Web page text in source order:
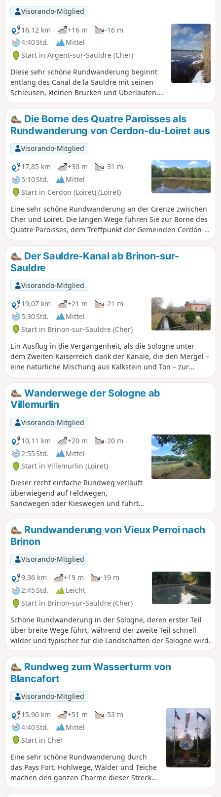
Visorando-Mitglied
16,12 km
+16 m
-16 m
4:40 Std.
Mittel
Start in Argent-sur-Sauldre (Cher)
Diese sehr schöne Rundwanderung beginnt
entlang des Canal de la Sauldre mit seinen
Schleusen, kleinen Brücken und Überläufen.
Anschließend geht es auf langen, von Teichen
gesäumten Wegen in den Wald hinein und
endet mit einer fast vollständigen
Umrundung des Étang du Puits, über den
Strand von Cerdon, den hübschen Pfad, der
sich zwischen den Bäumen entlang einer
kleinen stillgelegten Eisenbahnstrecke
schlängelt, die Durchquerung des Bois aux
Moines und schließlich dem Weg entlang des
Kanals und des Strandes von Argent-sur-
Sauldre.
Die Borne des Quatre Paroisses als
Rundwanderung von Cerdon-du-Loiret aus
Visorando-Mitglied
17,85 km
+30 m
-31 m
5:10 Std.
Mittel
Start in Cerdon (Loiret) (Loiret)
Eine sehr schöne Rundwanderung an der Grenze zwischen
Cher und Loiret. Die langen Wege führen Sie zur Borne des
Quatre Paroisses, dem Treffpunkt der Gemeinden Cerdon-
du-Loiret, Brinon-sur-Sauldre, Villemurlin und Isdes. Allein
schon die Durchquerung des Waldes an der Grenze
zwischen Loiret und Cher ist einen Abstecher wert.
Der Sauldre-Kanal ab Brinon-sur-
Sauldre
Visorando-Mitglied
19,07 km
+21 m
-21 m
5:30 Std.
Mittel
Start in Brinon-sur-Sauldre (Cher)
Ein Ausflug in die Vergangenheit, als die Sologne unter
dem Zweiten Kaiserreich dank der Kanäle, die den Mergel –
eine natürliche Mischung aus Kalkstein und Ton – zur
Düngung ihrer Böden transportierten, aus ihrer Armut
herausfand. Die Route folgt dem Treidelpfad des Sauldre-
Kanals, der nicht weniger als 6 Schleusen zählt, und führt
dann durch Laub- und Nadelwälder mit Heideunterholz
sowie durch einige Heideflächen. Sie verläuft sogar direkt
an einem modernen landwirtschaftlichen Betrieb vorbei!
Wanderwege der Sologne ab
Villemurlin
Visorando-Mitglied
10,11 km
+20 m
-20 m
2:55 Std.
Mittel
Start in Villemurlin (Loiret)
Dieser recht einfache Rundweg verläuft
überwiegend auf Feldwegen,
Sandwegen oder Kieswegen und führt
durch die friedliche und
abwechslungsreiche Landschaft der
Sologne: Teiche, Wälder, von Hecken
umgebene Wiesen und dazwischen
liegende Felder. Am Start und am Ziel
bietet das hübsche Dorf Villemurlin mit
seinen Backsteinhäusern und blauen
Leitern, die von einer Zeit zeugen, in
der man den Dachboden von außen
betrat, den typischen Charme der
Sologne. Zunächst gemeinsam mit dem
Familienweg von Villemurlin (der
„Chouette Promenade“), folgt diese
Route dann einer verkürzten Version
des ehemaligen „PR® des domaines de
chasse et cultures“ (Privatweg durch
Jagd- und Anbaugebiete), von dem noch
einige Schilder erhalten sind.
Rundwanderung von Vieux Perroi nach
Brinon
Visorando-Mitglied
9,36 km
+19 m
-19 m
2:45 Std.
Leicht
Start in Brinon-sur-Sauldre (Cher)
Schöne Rundwanderung in der Sologne, deren erster Teil
über breite Wege führt, während der zweite Teil schnell
wilder und typischer für die Landschaften der Sologne wird.
Rundweg zum Wasserturm von
Blancafort
Visorando-Mitglied
15,90 km
+51 m
-53 m
4:40 Std.
Mittel
Start in Cher
Eine sehr schöne Rundwanderung durch
das Pays Fort. Hohlwege, Wälder und Teiche
machen den ganzen Charme dieser Strecke
aus.